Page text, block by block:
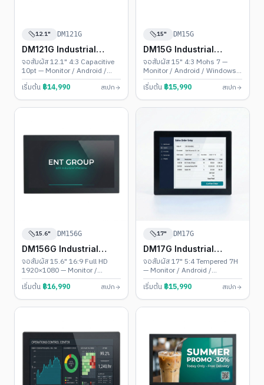
12.1" DM121G
DM121G Industrial
Touch PC
จอสัมผัส 12.1" 4:3 Capacitive
10pt — Monitor / Android /
Windows • Backlight 30,000
ชม.
เริ่มต้น ฿14,990 สเปก
15" DM15G
DM15G Industrial
Touch PC
จอสัมผัส 15" 4:3 Mohs 7 —
Monitor / Android / Windows •
ขนาดมาตรฐานโรงงาน
เริ่มต้น ฿15,990 สเปก
15.6" DM156G
DM156G Industrial
Touch PC
จอสัมผัส 15.6" 16:9 Full HD
1920×1080 — Monitor /
Android / Windows •
Widescreen ยอดนิยม
เริ่มต้น ฿16,990 สเปก
17" DM17G
DM17G Industrial
Touch PC
จอสัมผัส 17" 5:4 Tempered 7H
— Monitor / Android /
Windows • Backlight 30,000
ชม.
เริ่มต้น ฿15,990 สเปก